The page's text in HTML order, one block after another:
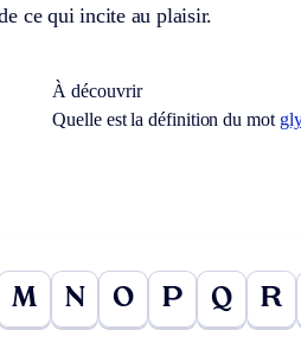
ce qui incite au plaisir.
À découvrir
Quelle est la définition du mot
M N O P Q R